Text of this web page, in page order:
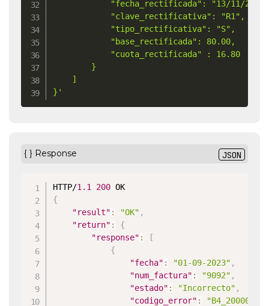
        }
    ]
}'
{ } Response JSON
HTTP/1.1 200
{
"result" : "OK" ,
"return" :
{
"response" :
[
{
"fecha" : "01-09-2023" ,
"num_factura" : "9092" ,
"estado" : "Incorrecto" ,
"codigo_error" : "B4_2000000"